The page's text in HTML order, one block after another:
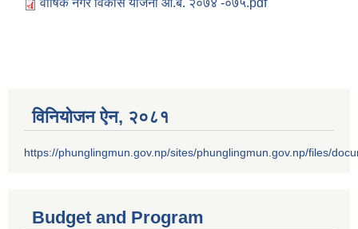
वार्षिक नगर विकास योजना आ.ब. २०७४ -०७५.pdf
विनियोजन ऐन‚ २०८१
https://phunglingmun.gov.np/sites/phunglingmun.gov.np/files/
Budget and Program